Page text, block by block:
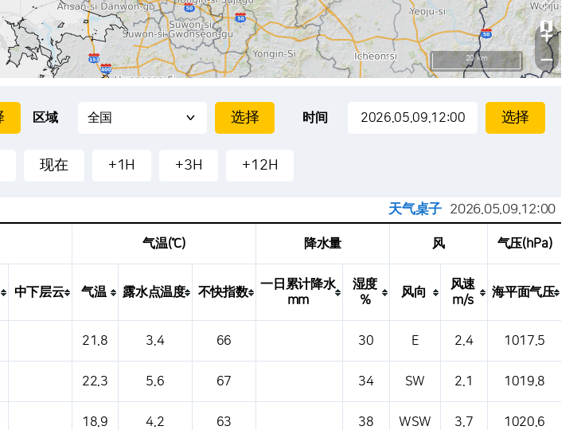
+
−
20 km
区域 时间
现在 +1H +3H +12H
天气桌子 2026.05.09.12:00
气温(℃) 降水量 风 气压(hPa)
中下层云 气温 露水点温度 不快指数
一日累计降水
mm
湿度
%
风向
风速
m/s
海平面气压
21.8 3.4 66 30 E 2.4 1017.5
22.3 5.6 67 34 SW 2.1 1019.8
18.9 4.2 63 38 WSW 3.7 1020.6